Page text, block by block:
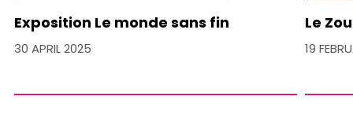
Exposition Le monde sans fin
30 APRIL 2025
Le
19